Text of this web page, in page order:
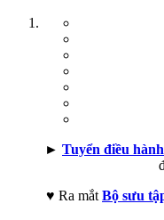
► Tuyển điều
♥ Ra mắt Bộ sưu